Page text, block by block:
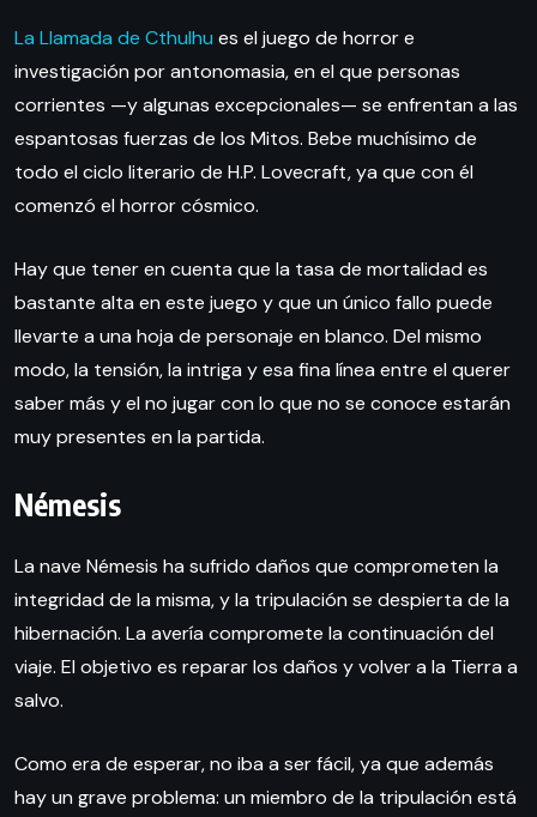
La Llamada de Cthulhu es el juego de horror e
investigación por antonomasia, en el que personas
corrientes —y algunas excepcionales— se enfrentan a las
espantosas fuerzas de los Mitos. Bebe muchísimo de
todo el ciclo literario de H.P. Lovecraft, ya que con él
comenzó el horror cósmico.
Hay que tener en cuenta que la tasa de mortalidad es
bastante alta en este juego y que un único fallo puede
llevarte a una hoja de personaje en blanco. Del mismo
modo, la tensión, la intriga y esa fina línea entre el querer
saber más y el no jugar con lo que no se conoce estarán
muy presentes en la partida.
Némesis
La nave Némesis ha sufrido daños que comprometen la
integridad de la misma, y la tripulación se despierta de la
hibernación. La avería compromete la continuación del
viaje. El objetivo es reparar los daños y volver a la Tierra a
salvo.
Como era de esperar, no iba a ser fácil, ya que además
hay un grave problema: un miembro de la tripulación está